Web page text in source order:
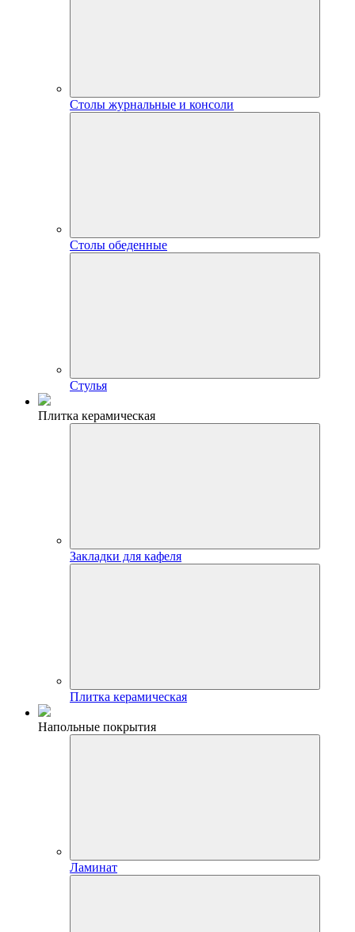
Столы журнальные и консоли
Столы обеденные
Стулья
Плитка керамическая
Закладки для кафеля
Плитка керамическая
Напольные покрытия
Ламинат